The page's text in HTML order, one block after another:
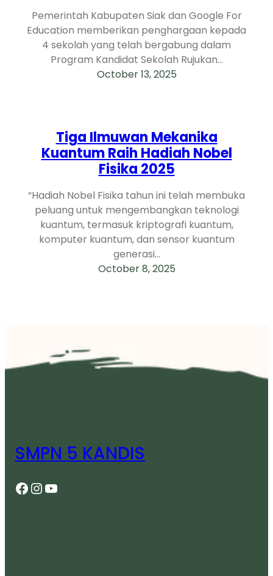
Pemerintah Kabupaten Siak dan Google For
Education memberikan penghargaan kepada
4 sekolah yang telah bergabung dalam
Program Kandidat Sekolah Rujukan…
October 13, 2025
Tiga Ilmuwan Mekanika
Kuantum Raih Hadiah Nobel
Fisika 2025
“Hadiah Nobel Fisika tahun ini telah membuka
peluang untuk mengembangkan teknologi
kuantum, termasuk kriptografi kuantum,
komputer kuantum, dan sensor kuantum
generasi…
October 8, 2025
SMPN 5 KANDIS
Facebook InstagramYouTube